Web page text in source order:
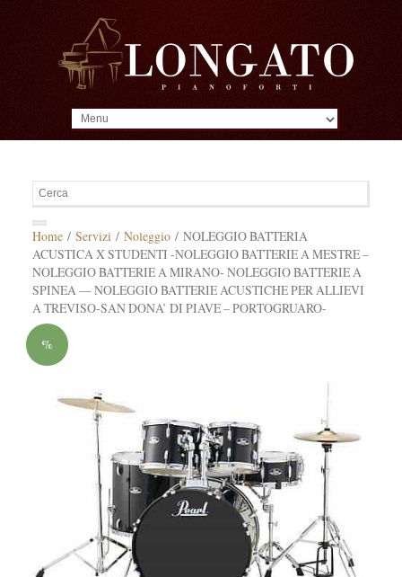
Home/ Servizi / Noleggio/ NOLEGGIO BATTERIA
ACUSTICA X STUDENTI -NOLEGGIO BATTERIE A MESTRE –
NOLEGGIO BATTERIE A MIRANO- NOLEGGIO BATTERIE A
SPINEA — NOLEGGIO BATTERIE ACUSTICHE PER ALLIEVI
A TREVISO-SAN DONA’ DI PIAVE – PORTOGRUARO-
%